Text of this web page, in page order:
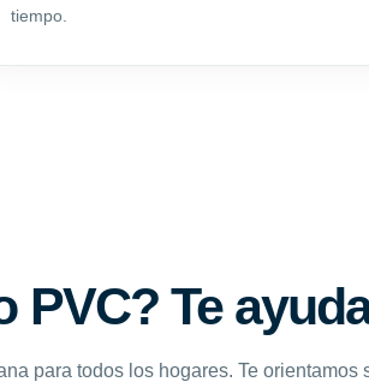
tiempo.
PVC? Te
para todos los hogares. Te